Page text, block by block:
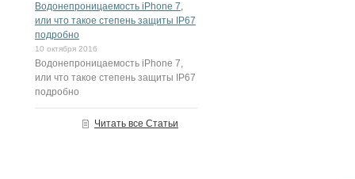
Водонепроницаемость iPhone 7,
или что такое степень защиты IP67
подробно
10 октября 2016
Водонепроницаемость iPhone 7,
или что такое степень защиты IP67
подробно
Читать все Статьи